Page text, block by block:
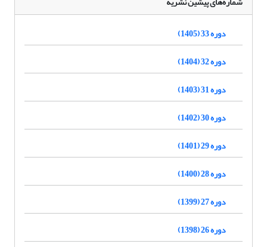
دوره 33 (1405)
دوره 32 (1404)
دوره 31 (1403)
دوره 30 (1402)
دوره 29 (1401)
دوره 28 (1400)
دوره 27 (1399)
دوره 26 (1398)